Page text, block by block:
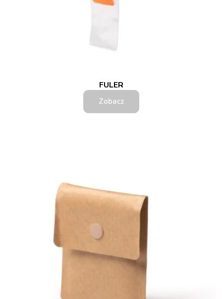
FULER
Zobacz